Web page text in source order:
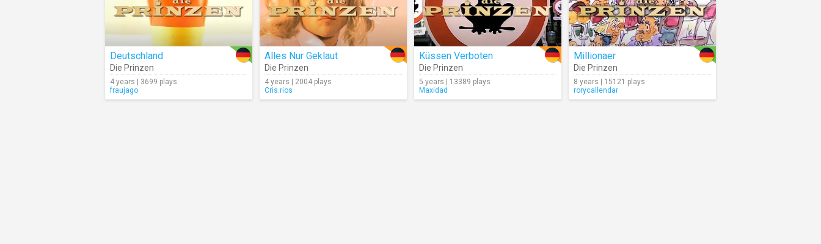
Deutschland
Die Prinzen
4 years | 3699 plays
fraujago
Alles Nur Geklaut
Die Prinzen
4 years | 2004 plays
Cris.rios
Küssen Verboten
Die Prinzen
5 years | 13389 plays
Maxidad
Millionaer
Die Prinzen
8 years | 15121 plays
rorycallendar